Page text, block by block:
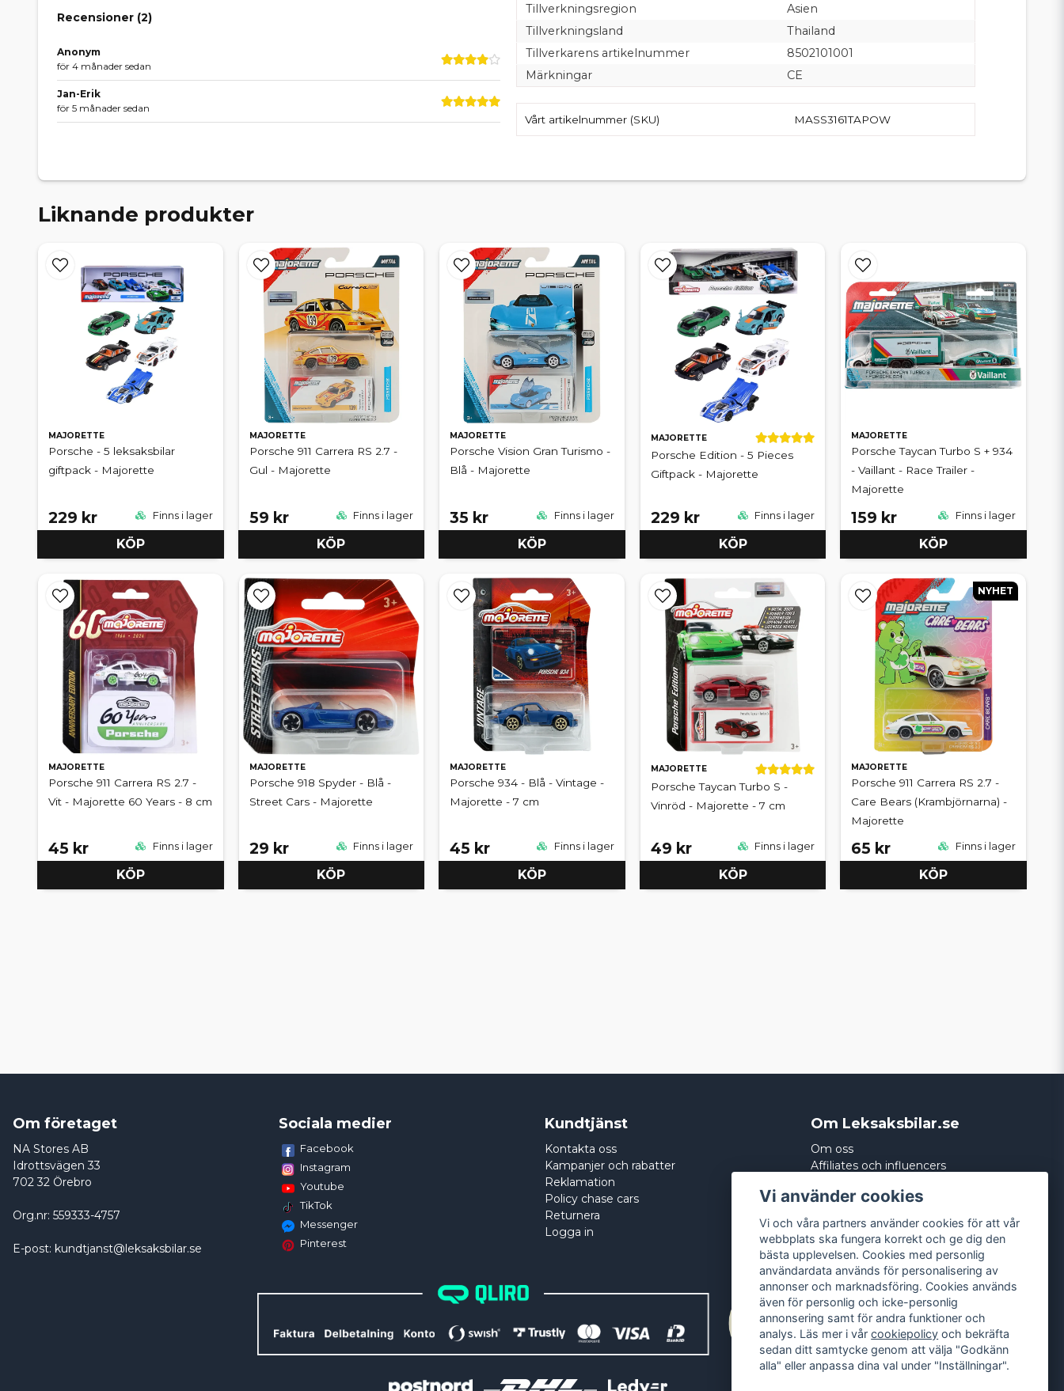
Recensioner (2)
Anonym
för 4 månader sedan
Jan-Erik
för 5 månader sedan
Tillverkningsregion
Asien
Tillverkningsland
Thailand
Tillverkarens artikelnummer
8502101001
Märkningar
CE
Vårt artikelnummer (SKU) MASS3161TAPOW
Liknande produkter
MAJORETTE
Porsche - 5 leksaksbilar
giftpack - Majorette
229 kr Finns i lager
KÖP
MAJORETTE
Porsche 911 Carrera RS 2.7 -
Gul - Majorette
59 kr Finns i lager
KÖP
MAJORETTE
Porsche Vision Gran Turismo -
Blå - Majorette
35 kr Finns i lager
KÖP
MAJORETTE
Porsche Edition - 5 Pieces
Giftpack - Majorette
229 kr Finns i lager
KÖP
MAJORETTE
Porsche Taycan Turbo S + 934
- Vaillant - Race Trailer -
Majorette
159 kr Finns i lager
KÖP
MAJORETTE
Porsche 911 Carrera RS 2.7 -
Vit - Majorette 60 Years - 8 cm
45 kr Finns i lager
KÖP
MAJORETTE
Porsche 918 Spyder - Blå -
Street Cars - Majorette
29 kr Finns i lager
KÖP
MAJORETTE
Porsche 934 - Blå - Vintage -
Majorette - 7 cm
45 kr Finns i lager
KÖP
MAJORETTE
Porsche Taycan Turbo S -
Vinröd - Majorette - 7 cm
49 kr Finns i lager
KÖP
MAJORETTE
Porsche 911 Carrera RS 2.7 -
Care Bears (Krambjörnarna) -
Majorette
65 kr Finns i lager
KÖP
NYHET
Om företaget
NA Stores AB
Idrottsvägen 33
702 32 Örebro
Org.nr: 559333-4757
E-post: kundtjanst@leksaksbilar.se
Sociala medier
Facebook
Instagram
Youtube
TikTok
Messenger
Pinterest
Kundtjänst
Kontakta oss
Kampanjer och rabatter
Reklamation
Policy chase cars
Returnera
Logga in
Om Leksaksbilar.se
Om oss
Affiliates och influencers
Integritetspolicy
Vi använder cookies
Vi och våra partners använder cookies för att vår
webbplats ska fungera korrekt och ge dig den
bästa upplevelsen. Cookies med personlig
användardata används för personalisering av
annonser och marknadsföring. Cookies används
även för personlig och icke-personlig
annonsering samt för andra funktioner och
analys. Läs mer i vårcookiepolicy och bekräfta
sedan ditt samtycke genom att välja "Godkänn
alla" eller anpassa dina val under "Inställningar".